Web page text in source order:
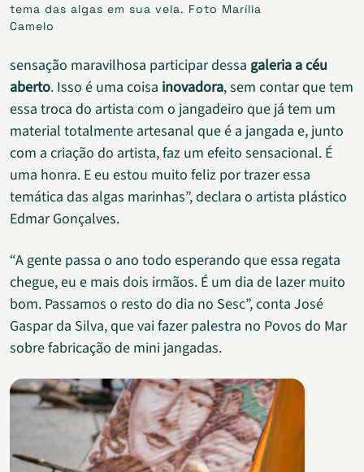
tema das algas em sua vela. Foto Marília
Camelo
sensação maravilhosa participar dessa galeria a céu
aberto. Isso é uma coisa inovadora, sem contar que tem
essa troca do artista com o jangadeiro que já tem um
material totalmente artesanal que é a jangada e, junto
com a criação do artista, faz um efeito sensacional. É
uma honra. E eu estou muito feliz por trazer essa
temática das algas marinhas”, declara o artista plástico
Edmar Gonçalves.
“A gente passa o ano todo esperando que essa regata
chegue, eu e mais dois irmãos. É um dia de lazer muito
bom. Passamos o resto do dia no Sesc”, conta José
Gaspar da Silva, que vai fazer palestra no Povos do Mar
sobre fabricação de mini jangadas.